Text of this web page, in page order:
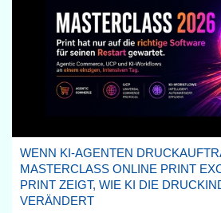
WENN KI-AGENTEN
MASTERCLASS ONLINE PRINT
PRINT ZEIGT, WIE KI DIE
VERÄNDERT